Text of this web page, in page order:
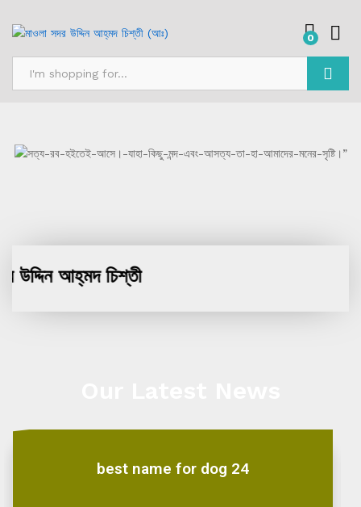
0
আহ্‌মদ চিশ্‌তী
best name for dog 24